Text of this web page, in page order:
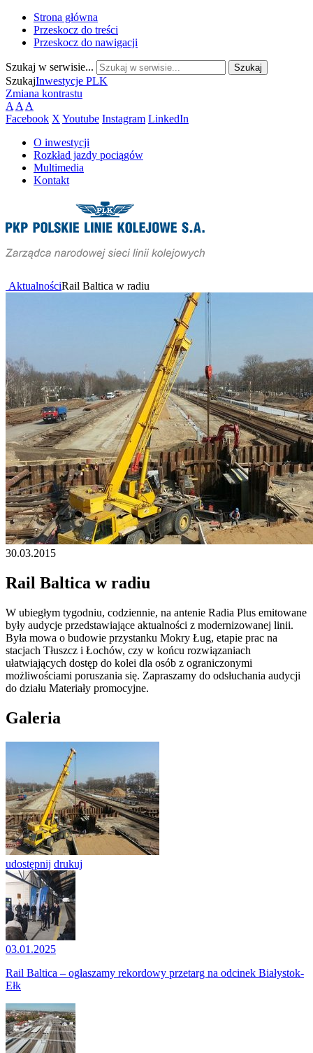
Strona główna
Przeskocz do treści
Przeskocz do nawigacji
Szukaj w serwisie...
SzukajInwestycje PLK
Zmiana kontrastu
A A A
Facebook X Youtube Instagram LinkedIn
O inwestycji
Rozkład jazdy pociągów
Multimedia
Kontakt
AktualnościRail Baltica w radiu
30.03.2015
Rail Baltica w radiu
W ubiegłym tygodniu, codziennie, na antenie Radia Plus emitowane
były audycje przedstawiające aktualności z modernizowanej linii.
Była mowa o budowie przystanku Mokry Ług, etapie prac na
stacjach Tłuszcz i Łochów, czy w końcu rozwiązaniach
ułatwiających dostęp do kolei dla osób z ograniczonymi
możliwościami poruszania się. Zapraszamy do odsłuchania audycji
do działu Materiały promocyjne.
Galeria
udostępnij drukuj
03.01.2025
Rail Baltica – ogłaszamy rekordowy przetarg na odcinek Białystok-
Ełk